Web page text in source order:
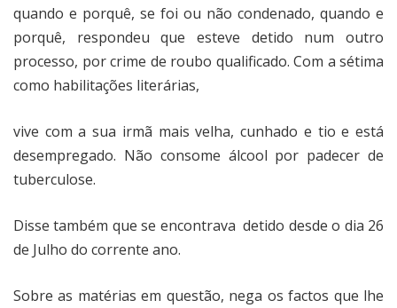
quando e porquê, se foi ou não condenado, quando e
porquê, respondeu que esteve detido num outro
processo, por crime de roubo qualificado. Com a sétima
como habilitações literárias,
vive com a sua irmã mais velha, cunhado e tio e está
desempregado. Não consome álcool por padecer de
tuberculose.
Disse também que se encontrava detido desde o dia 26
de Julho do corrente ano.
Sobre as matérias em questão, nega os factos que lhe